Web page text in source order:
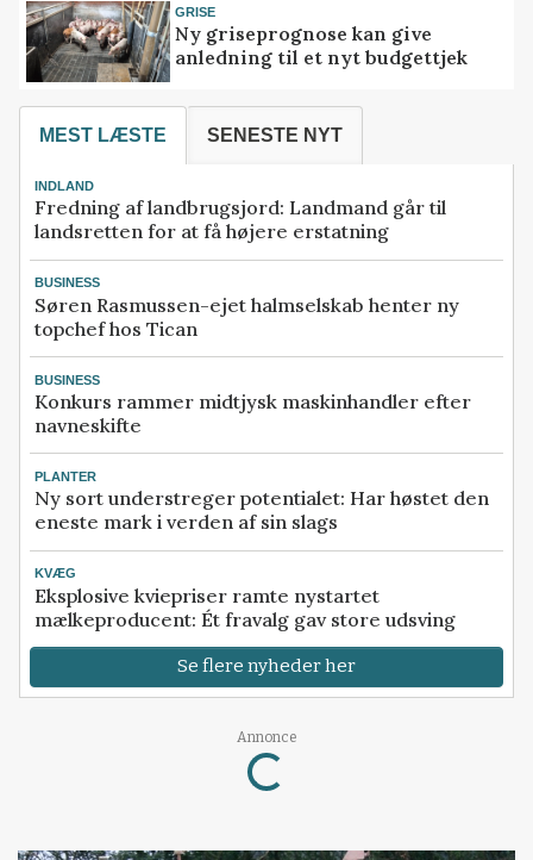
GRISE
Ny griseprognose kan give
anledning til et nyt budgettjek
MEST LÆSTE SENESTE NYT
INDLAND
Fredning af landbrugsjord: Landmand går til
landsretten for at få højere erstatning
BUSINESS
Søren Rasmussen-ejet halmselskab henter ny
topchef hos Tican
BUSINESS
Konkurs rammer midtjysk maskinhandler efter
navneskifte
PLANTER
Ny sort understreger potentialet: Har høstet den
eneste mark i verden af sin slags
KVÆG
Eksplosive kviepriser ramte nystartet
mælkeproducent: Ét fravalg gav store udsving
Se flere nyheder her
Annonce
Loading...